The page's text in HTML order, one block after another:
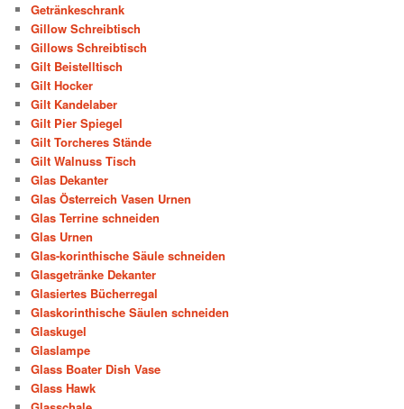
Getränkeschrank
Gillow Schreibtisch
Gillows Schreibtisch
Gilt Beistelltisch
Gilt Hocker
Gilt Kandelaber
Gilt Pier Spiegel
Gilt Torcheres Stände
Gilt Walnuss Tisch
Glas Dekanter
Glas Österreich Vasen Urnen
Glas Terrine schneiden
Glas Urnen
Glas-korinthische Säule schneiden
Glasgetränke Dekanter
Glasiertes Bücherregal
Glaskorinthische Säulen schneiden
Glaskugel
Glaslampe
Glass Boater Dish Vase
Glass Hawk